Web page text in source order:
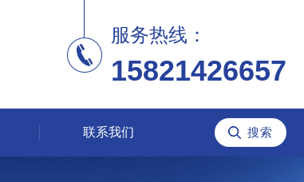
服务热线：
15821426657
联系我们